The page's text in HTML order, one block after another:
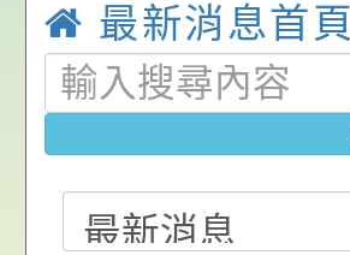
關（構）、
名參加，請
亦可利用
家8月課程
電影營」、
「愛『原原
樂會」、「
轉知內政部
員會函釋公
赴陸應申請
中興國民小
期第1次第
甄選公告
本校「115
校課程計畫
轉知教育部
最新消息首